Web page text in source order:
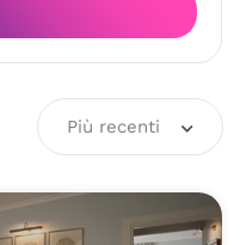
Più recenti